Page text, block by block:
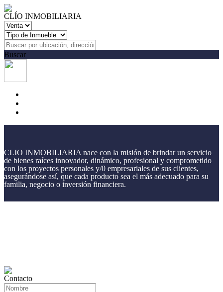
CLÍO INMOBILIARIA
Buscar
CLIO INMOBILIARIA nace con la misión de brindar un servicio
de bienes raíces innovador, dinámico, profesional y comprometido
con los proyectos personales y/0 empresariales de sus clientes,
asegurándose así, que cada producto sea el más adecuado para su
familia, negocio o inversión financiera.
Contacto